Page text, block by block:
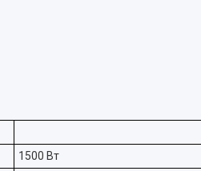
1500 Вт